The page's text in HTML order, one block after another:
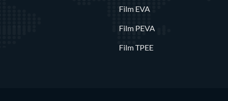
Film EVA
Film PEVA
Film TPEE